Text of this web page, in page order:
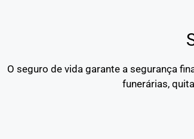
O seguro de vida garante a segurança
funerárias,